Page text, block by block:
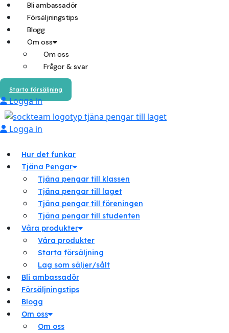
Bli ambassadör
Försäljningstips
Blogg
Om oss
Om oss
Frågor & svar
Starta försäljning
Logga in
Logga in
Hur det funkar
Tjäna Pengar
Tjäna pengar till klassen
Tjäna pengar till laget
Tjäna pengar till föreningen
Tjäna pengar till studenten
Våra produkter
Våra produkter
Starta försäljning
Lag som säljer/sålt
Bli ambassadör
Försäljningstips
Blogg
Om oss
Om oss